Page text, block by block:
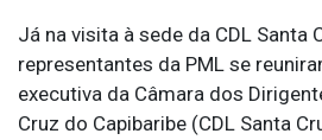
Já na visita à sede da CDL Santa
representantes da PML se
executiva da Câmara dos
Cruz do Capibaribe (CDL Santa